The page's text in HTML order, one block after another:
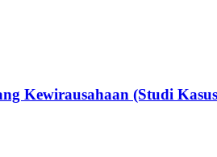
Kewirausahaan (Studi